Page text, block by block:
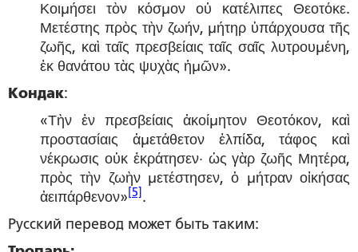
Κοιμήσει τὸν κόσμον οὐ κατέλιπες Θεοτόκε.
Μετέστης πρὸς τὴν ζωήν, μήτηρ ὑπάρχουσα τῆς
ζωῆς, καὶ ταῖς πρεσβείαις ταῖς σαῖς λυτρουμένη,
ἐκ θανάτου τὰς ψυχὰς ἡμῶν».
Кондак:
«Τὴν ἐν πρεσβείαις ἀκοίμητον Θεοτόκον, καὶ
προστασίαις ἀμετάθετον ἐλπίδα, τάφος καὶ
νέκρωσις οὐκ ἐκράτησεν· ὡς γὰρ ζωῆς Μητέρα,
πρὸς τὴν ζωὴν μετέστησεν, ὁ μήτραν οἰκήσας
ἀειπάρθενον» [5] .
Русский перевод может быть таким: